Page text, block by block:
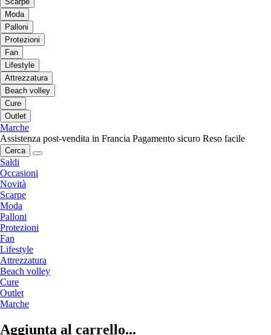
Moda
Palloni
Protezioni
Fan
Lifestyle
Attrezzatura
Beach volley
Cure
Outlet
Marche
Assistenza post-vendita in Francia Pagamento sicuro Reso facile
Cerca
Saldi
Occasioni
Novità
Scarpe
Moda
Palloni
Protezioni
Fan
Lifestyle
Attrezzatura
Beach volley
Cure
Outlet
Marche
Aggiunta al carrello...